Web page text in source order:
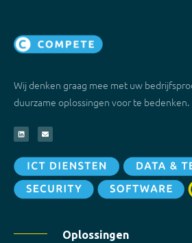
Wij denken graag mee met uw
duurzame oplossingen voor te bedenken.
Oplossingen